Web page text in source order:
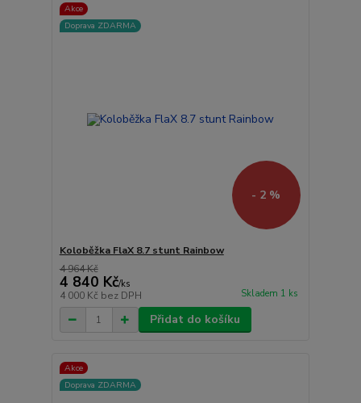
Akce
Doprava ZDARMA
- 2 %
Koloběžka FlaX 8.7 stunt Rainbow
4 964 Kč
4 840 Kč/ks
4 000 Kč bez DPH Skladem 1 ks
Přidat do košíku
Akce
Doprava ZDARMA